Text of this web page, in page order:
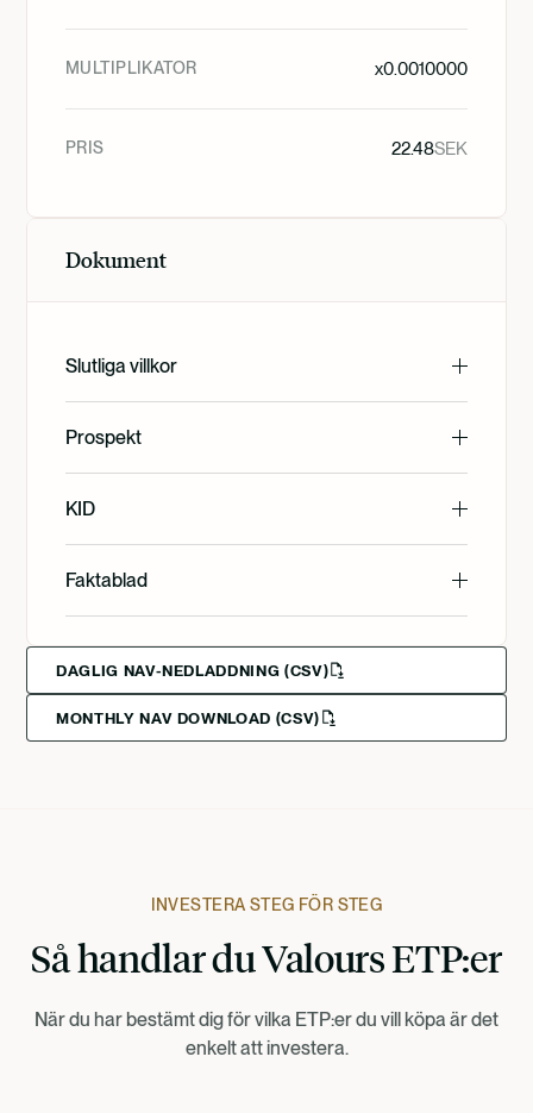
MULTIPLIKATOR x0.0010000
PRIS 22.48SEK
Dokument
Slutliga villkor
English
Svenska
Prospekt
English
KID
English
Svenska
Deutsch
Norsk
Faktablad
English
Svenska
DAGLIG NAV-NEDLADDNING (CSV)
MONTHLY NAV DOWNLOAD (CSV)
INVESTERA STEG FÖR STEG
Så handlar du Valours ETP:er
När du har bestämt dig för vilka ETP:er du vill köpa är det
enkelt att investera.